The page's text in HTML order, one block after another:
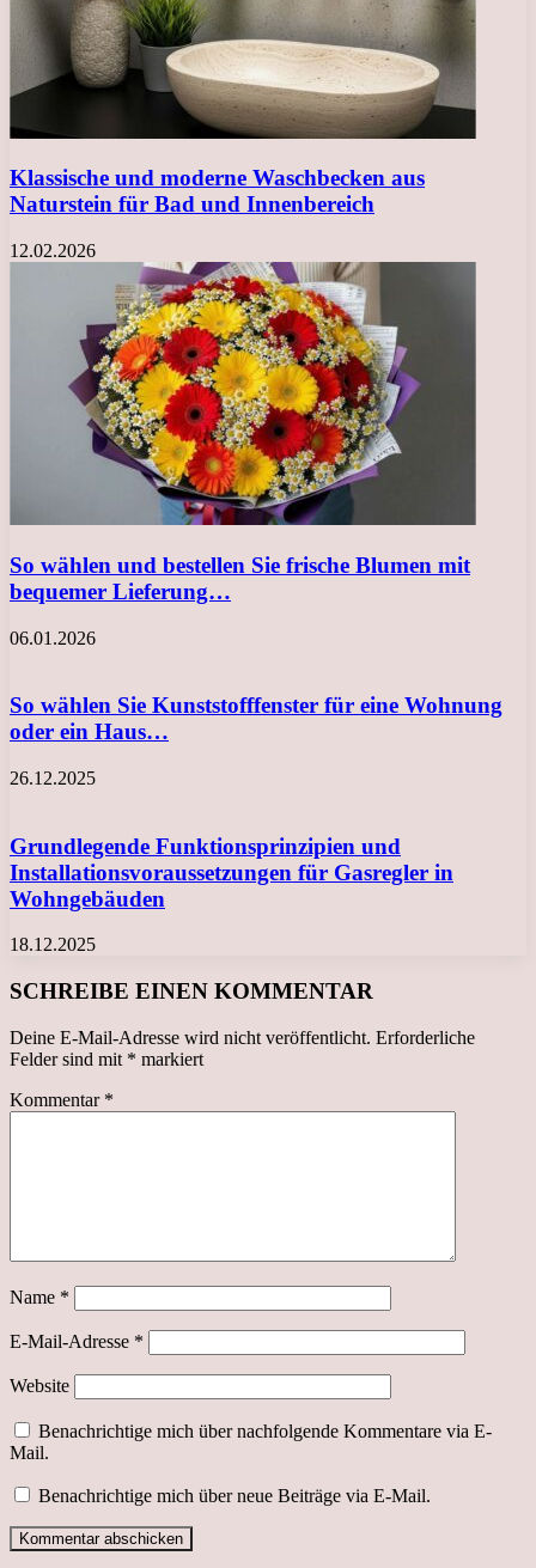
Klassische und moderne Waschbecken aus
Naturstein für Bad und Innenbereich
12.02.2026
So wählen und bestellen Sie frische Blumen mit
bequemer Lieferung…
06.01.2026
So wählen Sie Kunststofffenster für eine Wohnung
oder ein Haus…
26.12.2025
Grundlegende Funktionsprinzipien und
Installationsvoraussetzungen für Gasregler in
Wohngebäuden
18.12.2025
SCHREIBE EINEN KOMMENTAR
Deine E-Mail-Adresse wird nicht veröffentlicht. Erforderliche
Felder sind mit * markiert
Kommentar *
Name *
E-Mail-Adresse *
Website
Benachrichtige mich über nachfolgende Kommentare via E-
Mail.
Benachrichtige mich über neue Beiträge via E-Mail.